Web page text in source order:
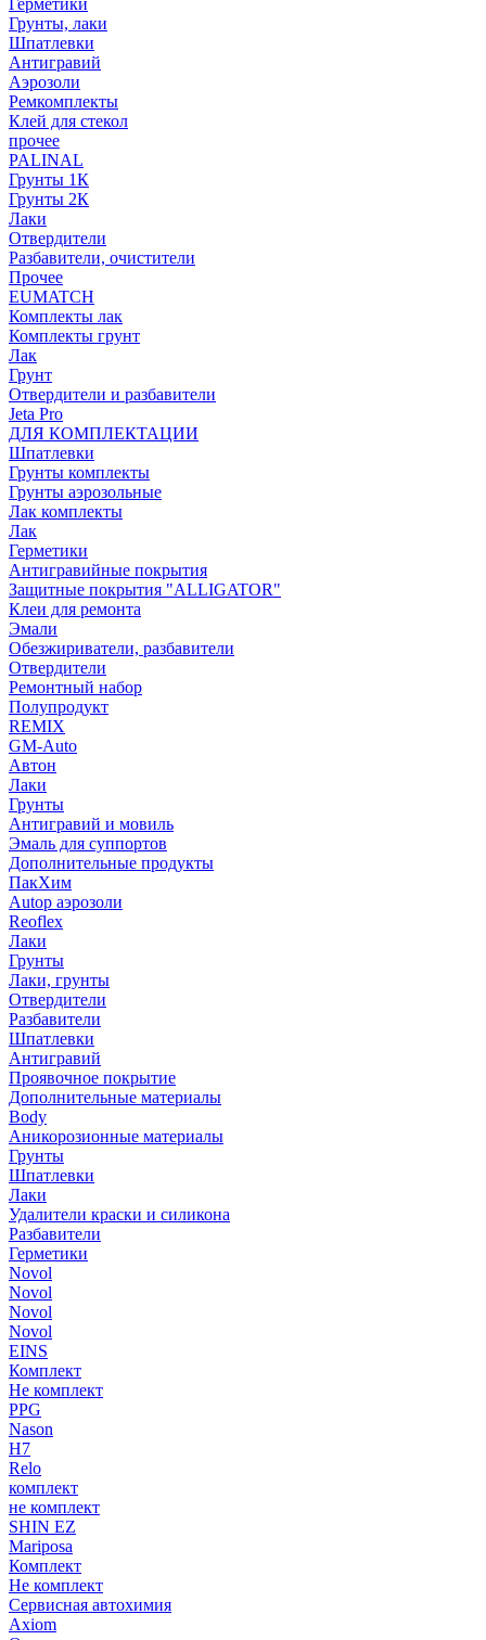
Герметики
Грунты, лаки
Шпатлевки
Антигравий
Аэрозоли
Ремкомплекты
Клей для стекол
прочее
PALINAL
Грунты 1К
Грунты 2К
Лаки
Отвердители
Разбавители, очистители
Прочее
EUMATCH
Комплекты лак
Комплекты грунт
Лак
Грунт
Отвердители и разбавители
Jeta Pro
ДЛЯ КОМПЛЕКТАЦИИ
Шпатлевки
Грунты комплекты
Грунты аэрозольные
Лак комплекты
Лак
Герметики
Антигравийные покрытия
Защитные покрытия "ALLIGATOR"
Клеи для ремонта
Эмали
Обезжириватели, разбавители
Отвердители
Ремонтный набор
Полупродукт
REMIX
GM-Auto
Автон
Лаки
Грунты
Антигравий и мовиль
Эмаль для суппортов
Дополнительные продукты
ПакХим
Autop аэрозоли
Reoflex
Лаки
Грунты
Лаки, грунты
Отвердители
Разбавители
Шпатлевки
Антигравий
Проявочное покрытие
Дополнительные материалы
Body
Аникорозионные материалы
Грунты
Шпатлевки
Лаки
Удалители краски и силикона
Разбавители
Герметики
Novol
Novol
Novol
Novol
EINS
Комплект
Не комплект
PPG
Nason
H7
Relo
комплект
не комплект
SHIN EZ
Mariposa
Комплект
Не комплект
Сервисная автохимия
Axiom